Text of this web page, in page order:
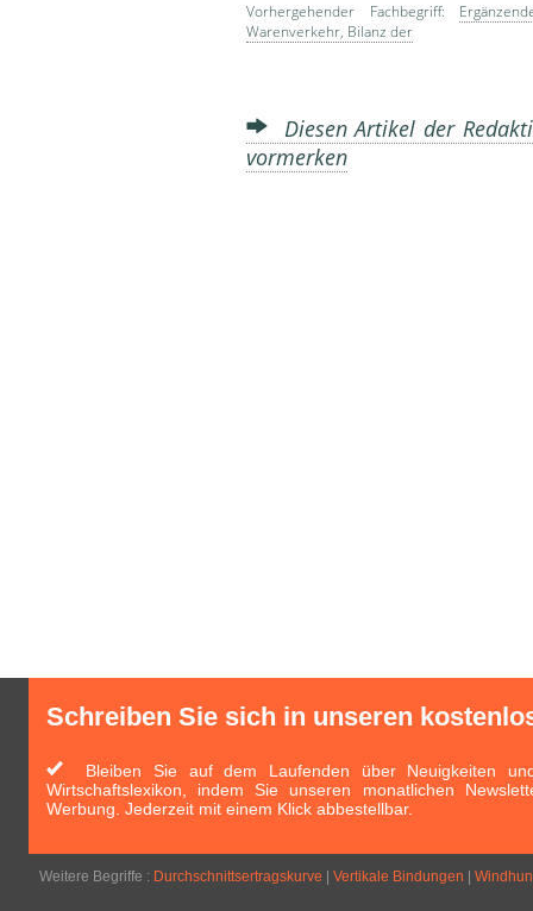
Vorhergehender Fachbegriff:
Warenverkehr, Bilanz der
Diesen Artikel der
vormerken
Schreiben Sie sich in unseren
Bleiben Sie auf dem Laufenden über Neuigkeiten
Wirtschaftslexikon, indem Sie unseren monatlichen
Werbung. Jederzeit mit einem Klick abbestellbar.
Weitere Begriffe : Durchschnittsertragskurve Vertikale Bindungen